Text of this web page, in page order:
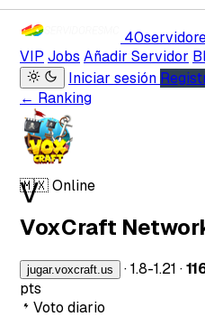
VIP Jobs Añadir Servidor
Iniciar sesión
← Ranking
V
🇲🇽Online
VoxCraft
jugar.voxcraft.us ·1.8-1.21 ·
pts
Voto diario